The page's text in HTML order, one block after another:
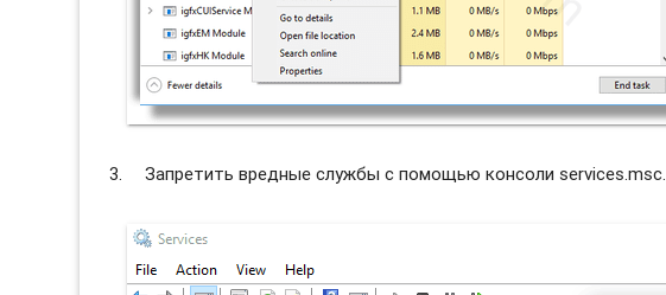
Запретить вредные службы с помощью консоли services.msc.